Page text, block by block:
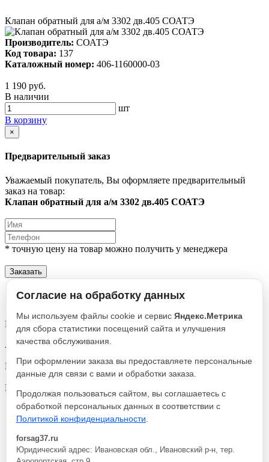
Клапан обратный для а/м 3302 дв.405 СОАТЭ
Производитель: СОАТЭ
Код товара: 137
Каталожный номер: 406-1160000-03
1 190 руб.
В наличии
шт
В корзину
×
Предварительный заказ
Уважаемый покупатель, Вы оформляете предварительный
заказ на товар:
Клапан обратный для а/м 3302 дв.405 СОАТЭ
* точную цену на товар можно получить у менеджера
Заказать
Описание
Клапан обратный для а/м 3302 дв.405 СОАТЭ
Артикул
Реквизиты
Система хранения и подачи / Товар / 137
Производитель
СОАТЭ
Клапан обратный для а/м 3302 дв.405
Описание
Согласие на обработку данных
Мы используем файлы cookie и сервис Яндекс.Метрика
для сбора статистики посещений сайта и улучшения
качества обслуживания.
При оформлении заказа вы предоставляете персональные
данные для связи с вами и обработки заказа.
Продолжая пользоваться сайтом, вы соглашаетесь с
обработкой персональных данных в соответствии с
Политикой конфиденциальности
forsag37.ru
Юридический адрес: Ивановская обл., Ивановский р-н, тер.